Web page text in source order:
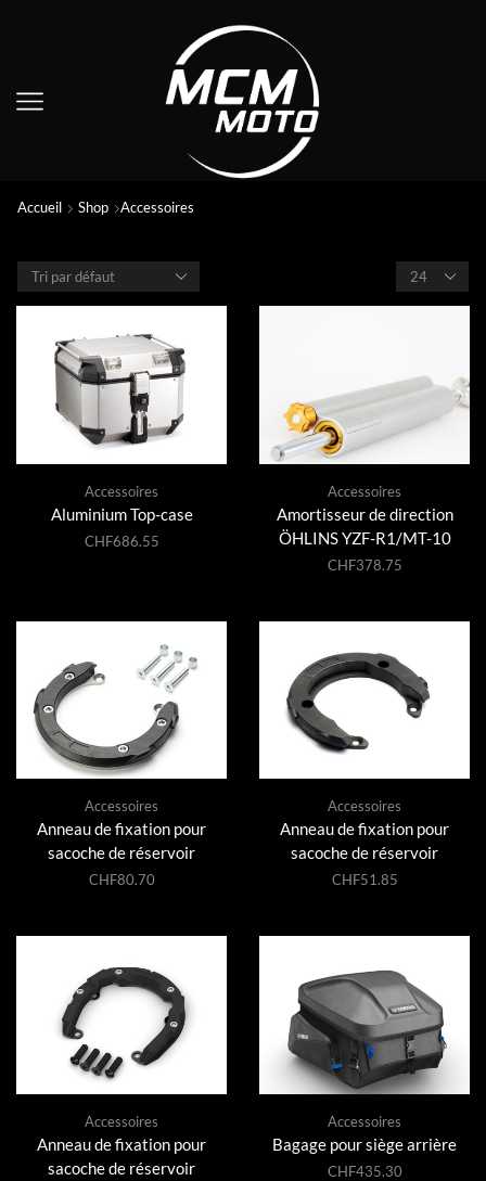
Accueil Shop Accessoires
Accessoires
Aluminium Top-case
CHF686.55
Accessoires
Amortisseur de direction
ÖHLINS YZF-R1/MT-10
CHF378.75
Accessoires
Anneau de fixation pour
sacoche de réservoir
CHF80.70
Accessoires
Anneau de fixation pour
sacoche de réservoir
CHF51.85
Accessoires
Anneau de fixation pour
sacoche de réservoir
Accessoires
Bagage pour siège arrière
CHF435.30